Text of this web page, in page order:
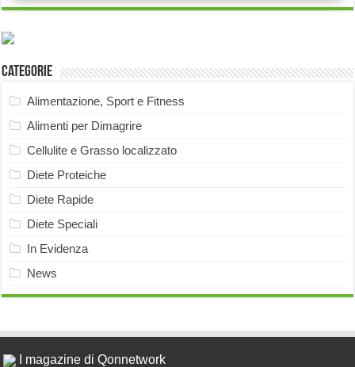
Categorie
Alimentazione, Sport e Fitness
Alimenti per Dimagrire
Cellulite e Grasso localizzato
Diete Proteiche
Diete Rapide
Diete Speciali
In Evidenza
News
I magazine di Qonnetwork